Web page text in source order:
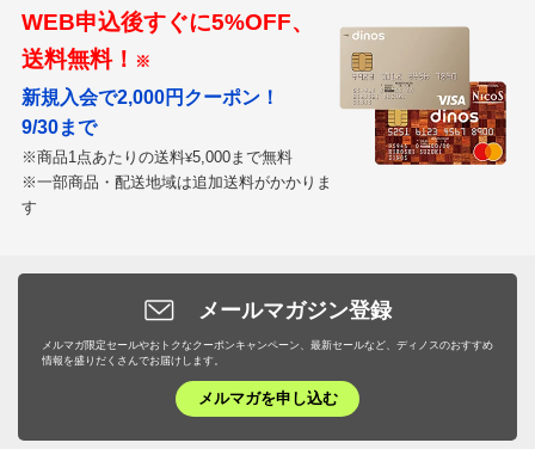
WEB申込後すぐに5%OFF、
送料無料！ ※
新規入会で2,000円クーポン！
9/30まで
※商品1点あたりの送料¥5,000まで無料
※一部商品・配送地域は追加送料がかかりま
す
メールマガジン登録
メルマガ限定セールやおトクなクーポンキャンペーン、最新セールなど、ディノスのおすすめ
情報を盛りだくさんでお届けします。
メルマガを申し込む